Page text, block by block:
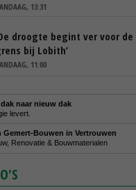
13:31
droogte begint ver voor de
bij Lobith’
11:00
naar nieuw dak
levert.
Gemert-Bouwen in Vertrouwen
Renovatie & Bouwmaterialen